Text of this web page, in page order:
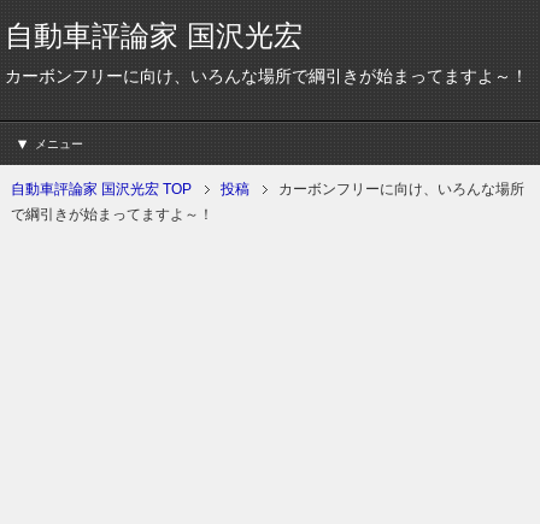
自動車評論家 国沢光宏
カーボンフリーに向け、いろんな場所で綱引きが始まってますよ～！
メニュー
自動車評論家 国沢光宏 TOP 投稿
カーボンフリーに向け、いろんな場所
で綱引きが始まってますよ～！